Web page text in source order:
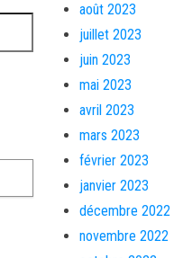
août 2023
juillet 2023
juin 2023
mai 2023
avril 2023
mars 2023
février 2023
janvier 2023
décembre 2022
novembre 2022